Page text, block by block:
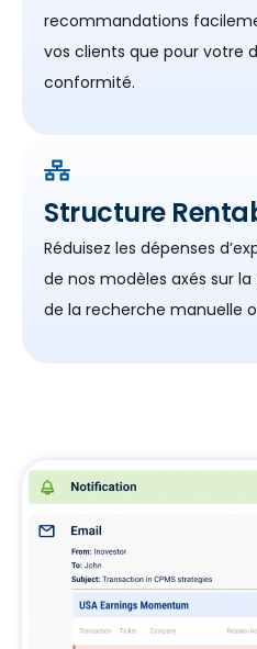
recommandations
vos clients que pour votre
conformité.
Structure
Réduisez les dépenses
de nos modèles axés sur
de la recherche manuelle